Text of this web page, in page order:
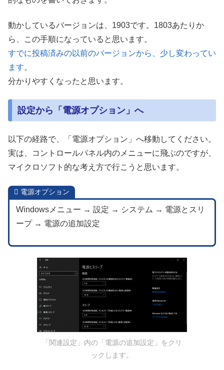
動かしているバージョンは、1903です。1803あたりか
ら、この手順になっていると思います。
すでに投稿済みの以前のバージョンから、少し変わってい
ます。
分かりやすくなったと思います。
設定から「電源オプション」へ
以下の経路で、「電源オプション」へ移動してください。
実は、コントロールパネル内のメニューに飛ぶのですが、
マイクロソフト的な考え方で行こうと思います。
電源オプション
Windowsメニュー → 設定 → システム → 電源とスリ
ープ → 電源の追加設定
「関連設定」内の「電源の追加設定」をクリ
ックします。